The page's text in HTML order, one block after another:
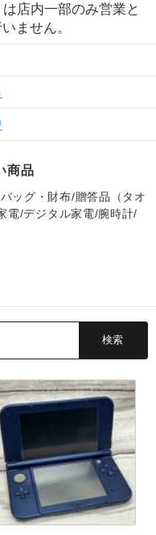
店内一部のみ営業と
ません。
商品
ッグ・財布/贈答品（タオ
電/デジタル家電/腕時計/
検索